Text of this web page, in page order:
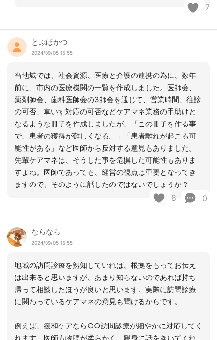
7
とぶほかつ
2024/09/05 15:55
当地域では、社会資源、医療と介護の連携の為に、数年
前に、市内の医療機関の一覧を作成しました。医師会、
薬剤師会、歯科医師会の3師会を通じて、営業時間、往診
の可否、車いす対応の可否などケアマネ業務の手助けと
なるような冊子を作成しましたが、「この冊子を作る事
で、患者の獲得が難しくなる。」「患者離れが起こる可
能性がある」など医師から反対する意見もありました。
先輩ケアマネは、そうした事を危惧した可能性もありま
すよね。医師であっても、経営の視点は重要となってき
ますので、そのように話したのではないでしょうか？
8 0
ならなら
2024/09/05 15:55
地域の訪問診療を熟知していれば、根拠をもってお伝え
は出来ると思いますが、あまり知らないのであれば持ち
帰って相談したほうが良いと思います。実際に訪問診療
に関わっているケアマネの意見も聞けるからです。
例えば、緩和ケアなら○○訪問診療が細やかに対応してく
れます。医師も物腰が柔らかく、親身に話をきいてくれ